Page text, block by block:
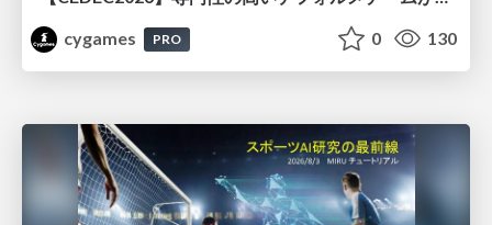
cygames
PRO 0 130